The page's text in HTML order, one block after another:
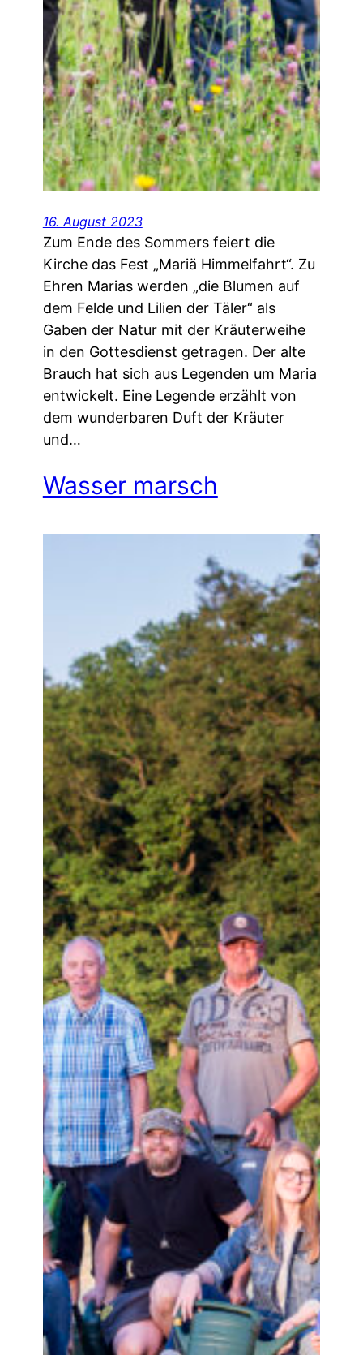
16. August 2023
Zum Ende des Sommers feiert die
Kirche das Fest „Mariä Himmelfahrt“. Zu
Ehren Marias werden „die Blumen auf
dem Felde und Lilien der Täler“ als
Gaben der Natur mit der Kräuterweihe
in den Gottesdienst getragen. Der alte
Brauch hat sich aus Legenden um Maria
entwickelt. Eine Legende erzählt von
dem wunderbaren Duft der Kräuter
und…
Wasser marsch